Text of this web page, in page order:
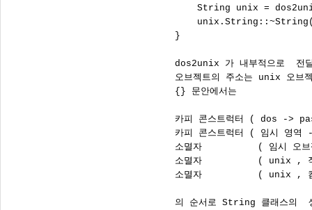
String unix =
      }
dos2unix 가 내부적으로  전
오브젝트의 주소는 unix 오브
      {} 문안에서는
카피 콘스트럭터 ( dos ->
카피 콘스트럭터 ( 임시 영역
소멸자          ( 임시 오브
소멸자          ( unix ,
소멸자          ( unix ,
의 순서로 String 클래스의